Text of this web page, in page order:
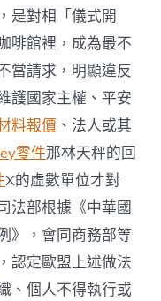
是對相「儀式開
啡館裡，成為最不
當請求，明顯違反
護國家主權、平安
料報價 、法人或其
零件那林天秤的回
X的虛數單位才對
法部根據《中華國
》，會同商務部等
認定歐盟上述做法
、個人不得執行或